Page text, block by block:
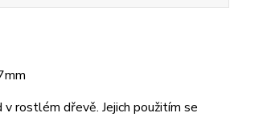
v rostlém dřevě. Jejich použitím se